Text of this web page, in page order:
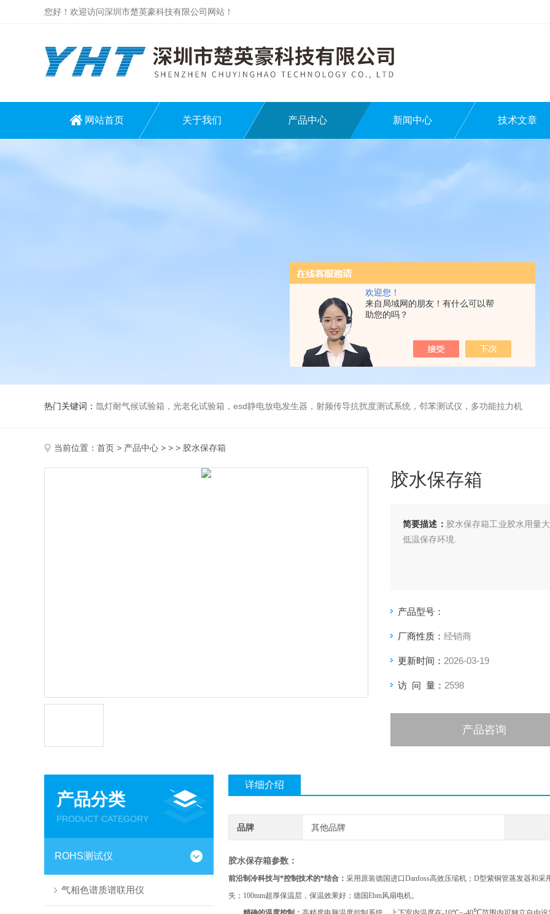
欢迎您！
来自局域网的朋友！有什么可以帮
助您的吗？
您好！欢迎访问深圳市楚英豪科技有限公司网站！
网站首页 关于我们 产品中心 新闻中心 技术文章
热门关键词： 氙灯耐气候试验箱，光老化试验箱，esd静电放电发生器，射频传导抗扰度测试系统，邻苯测试仪，多功能拉力机
当前位置： 首页 > 产品中心 > > > 胶水保存箱
胶水保存箱
简要描述： 胶水保存箱工业胶水用量
低温保存环境.
产品型号：
厂商性质： 经销商
更新时间： 2026-03-19
访 问 量： 2598
产品咨询
产品分类
PRODUCT CATEGORY
ROHS测试仪
气相色谱质谱联用仪
详细介绍
品牌 其他品牌
胶水保存箱参数：
前沿制冷科技与*控制技术的*结合： 采用原装德国进口Danfoss高效压缩机； D型紫铜管蒸发器和采
失； 100mm超厚保温层，保温效果好；德国Ebm风扇电机。